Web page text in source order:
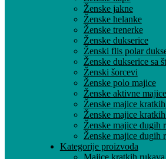
Ženske jakne
Ženske helanke
Ženske trenerke
Ženske dukserice
Ženski flis polar
Ženske dukserice sa
Ženski šorcevi
Ženske polo majice
Ženske aktivne majice
Ženske majice
Ženske majice
Ženske majice dugih
Ženske majice dugih
Kategorije proizvoda